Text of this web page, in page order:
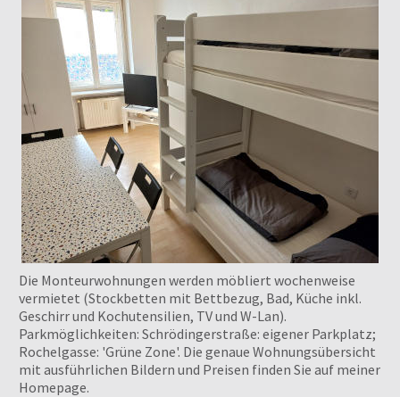
Die Monteurwohnungen werden möbliert wochenweise
vermietet (Stockbetten mit Bettbezug, Bad, Küche inkl.
Geschirr und Kochutensilien, TV und W-Lan).
Parkmöglichkeiten: Schrödingerstraße: eigener Parkplatz;
Rochelgasse: 'Grüne Zone'. Die genaue Wohnungsübersicht
mit ausführlichen Bildern und Preisen finden Sie auf meiner
Homepage.